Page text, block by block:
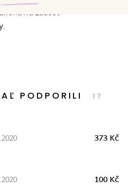
na žádost
PODPORILI 17
373 Kč
100 Kč